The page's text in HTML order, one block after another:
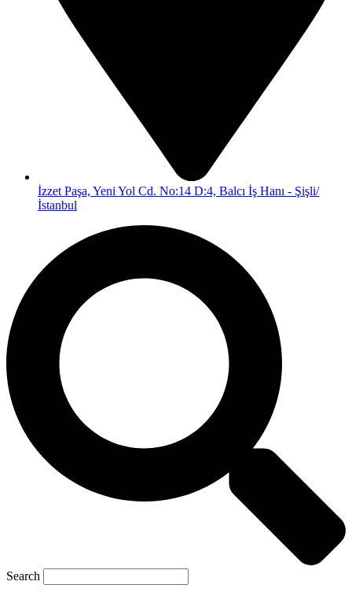
İzzet Paşa, Yeni Yol Cd. No:14 D:4, Balcı İş Hanı - Şişli/
İstanbul
Search